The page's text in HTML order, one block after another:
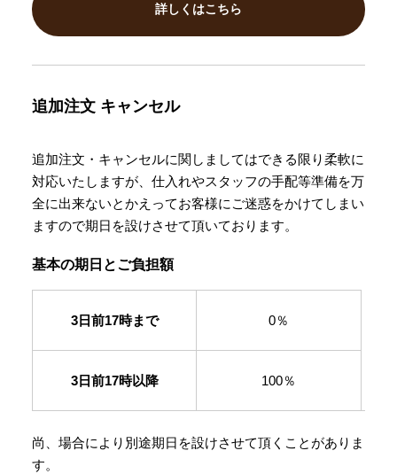
詳しくはこちら
追加注文 キャンセル
追加注文・キャンセルに関しましてはできる限り柔軟に
対応いたしますが、仕入れやスタッフの手配等準備を万
全に出来ないとかえってお客様にご迷惑をかけてしまい
ますので期日を設けさせて頂いております。
基本の期日とご負担額
3日前17時まで 0％
3日前17時以降 100％
尚、場合により別途期日を設けさせて頂くことがありま
す。